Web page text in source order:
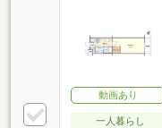
動画あり
一人暮らし